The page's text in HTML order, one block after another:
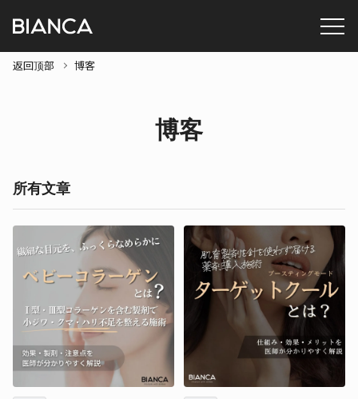
返回顶部 博客
博客
所有文章